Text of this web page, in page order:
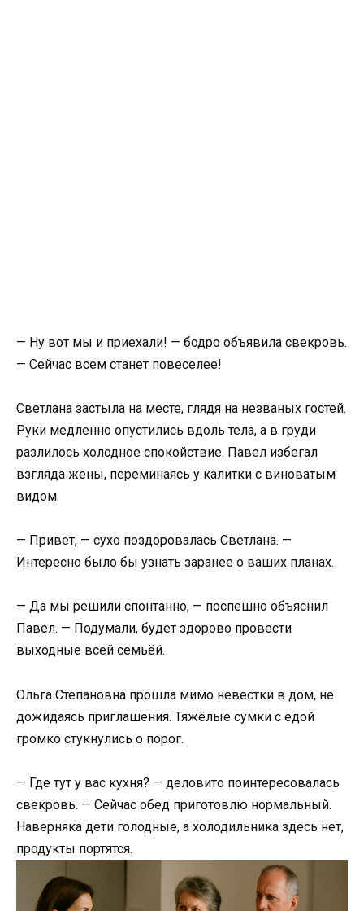
— Ну вот мы и приехали! — бодро объявила свекровь.
— Сейчас всем станет повеселее!
Светлана застыла на месте, глядя на незваных гостей.
Руки медленно опустились вдоль тела, а в груди
разлилось холодное спокойствие. Павел избегал
взгляда жены, переминаясь у калитки с виноватым
видом.
— Привет, — сухо поздоровалась Светлана. —
Интересно было бы узнать заранее о ваших планах.
— Да мы решили спонтанно, — поспешно объяснил
Павел. — Подумали, будет здорово провести
выходные всей семьёй.
Ольга Степановна прошла мимо невестки в дом, не
дожидаясь приглашения. Тяжёлые сумки с едой
громко стукнулись о порог.
— Где тут у вас кухня? — деловито поинтересовалась
свекровь. — Сейчас обед приготовлю нормальный.
Наверняка дети голодные, а холодильника здесь нет,
продукты портятся.